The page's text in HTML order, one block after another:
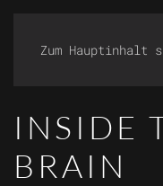
Zum Hauptinhalt
INSIDE
BRAIN